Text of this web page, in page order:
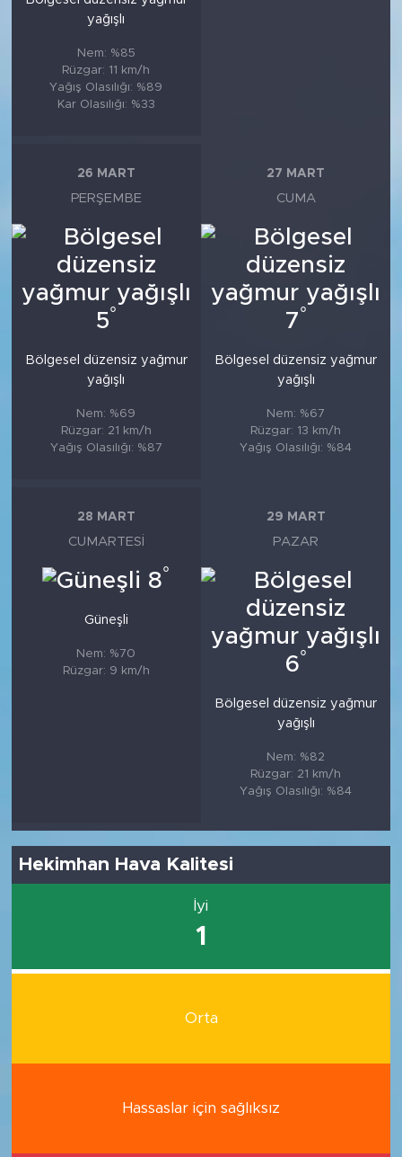
yağışlı
Nem: %85
Rüzgar: 11 km/h
Yağış Olasılığı: %89
Kar Olasılığı: %33
26 MART
PERŞEMBE
5°
Bölgesel düzensiz yağmur
yağışlı
Nem: %69
Rüzgar: 21 km/h
Yağış Olasılığı: %87
27 MART
CUMA
7°
Bölgesel düzensiz yağmur
yağışlı
Nem: %67
Rüzgar: 13 km/h
Yağış Olasılığı: %84
28 MART
CUMARTESI
8°
Güneşli
Nem: %70
Rüzgar: 9 km/h
29 MART
PAZAR
6°
Bölgesel düzensiz yağmur
yağışlı
Nem: %82
Rüzgar: 21 km/h
Yağış Olasılığı: %84
Hekimhan Hava Kalitesi
İyi
1
Orta
Hassaslar için sağlıksız